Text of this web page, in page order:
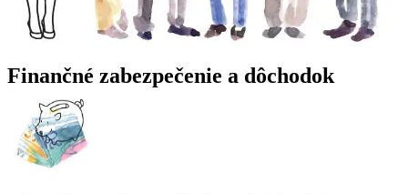
Finančné zabezpečenie a dôchodok